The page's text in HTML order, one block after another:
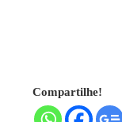
Compartilhe!